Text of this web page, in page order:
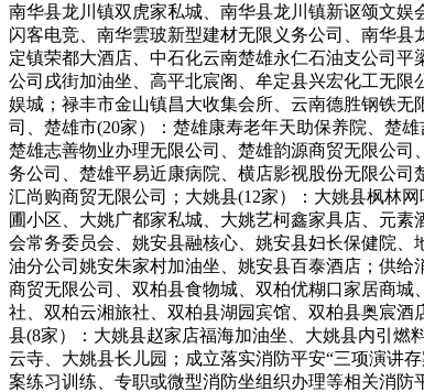
南华县龙川镇双虎家私城、南华县龙川镇新讴颂文
闪客电竞、南华雲玻新型建材无限义务公司、南华
定镇荣都大酒店、中石化云南楚雄永仁石油支公司
公司戌街加油坐、高平北宸阁、牟定县兴宏化工无
娱城；禄丰市金山镇昌大收集会所、云南德胜钢铁
司、楚雄市(20家）：楚雄康寿老年天助保养院、楚
楚雄志善物业办理无限公司、楚雄韵源商贸无限公
务公司、楚雄平易近康病院、横店影视股份无限公
汇尚购商贸无限公司；大姚县(12家）：大姚县枫林
圃小区、大姚广都家私城、大姚艺柯鑫家具店、元
会常务委员会、姚安县融核心、姚安县妇长保健院
油分公司姚安朱家村加油坐、姚安县百泰酒店；供
商贸无限公司、双柏县食物城、双柏优糊口家居商
社、双柏云湘旅社、双柏县湖园宾馆、双柏县奥宸
县(8家）：大姚县赵家店福海加油坐、大姚县内引
云寺、大姚县长儿园；成立落实消防平安“三项演讲
案练习训练、专职或微型消防坐组织办理等相关消